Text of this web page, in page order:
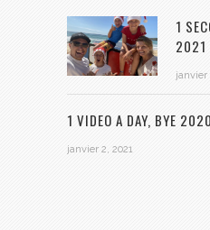
1
2021
janvier
1 VIDEO A DAY, BYE 2020
janvier 2, 2021